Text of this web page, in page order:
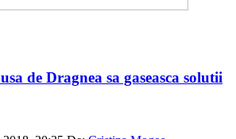
de Dragnea sa gaseasca solutii